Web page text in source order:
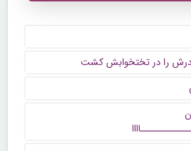
را در تختخوابش کشت